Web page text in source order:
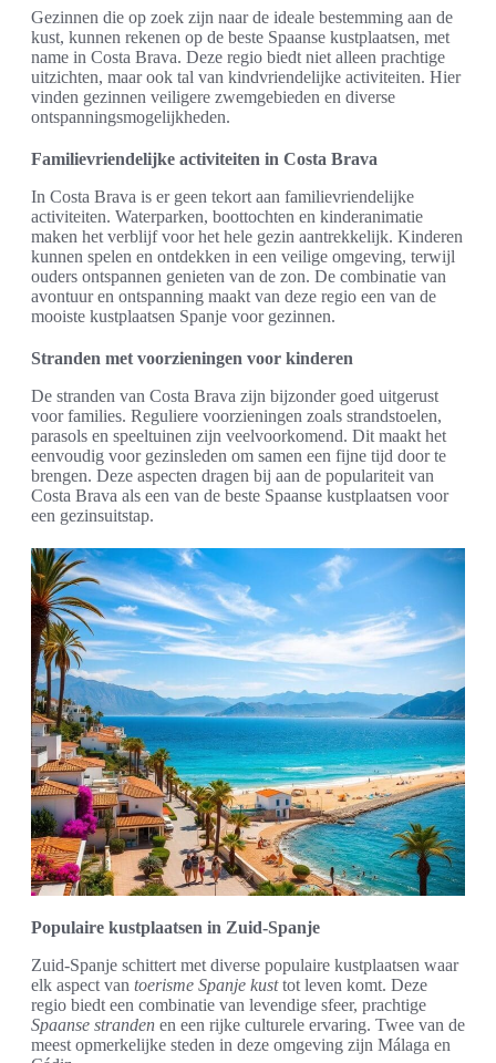
Gezinnen die op zoek zijn naar de ideale bestemming aan de
kust, kunnen rekenen op de beste Spaanse kustplaatsen, met
name in Costa Brava. Deze regio biedt niet alleen prachtige
uitzichten, maar ook tal van kindvriendelijke activiteiten. Hier
vinden gezinnen veiligere zwemgebieden en diverse
ontspanningsmogelijkheden.
Familievriendelijke activiteiten in Costa Brava
In Costa Brava is er geen tekort aan familievriendelijke
activiteiten. Waterparken, boottochten en kinderanimatie
maken het verblijf voor het hele gezin aantrekkelijk. Kinderen
kunnen spelen en ontdekken in een veilige omgeving, terwijl
ouders ontspannen genieten van de zon. De combinatie van
avontuur en ontspanning maakt van deze regio een van de
mooiste kustplaatsen Spanje voor gezinnen.
Stranden met voorzieningen voor kinderen
De stranden van Costa Brava zijn bijzonder goed uitgerust
voor families. Reguliere voorzieningen zoals strandstoelen,
parasols en speeltuinen zijn veelvoorkomend. Dit maakt het
eenvoudig voor gezinsleden om samen een fijne tijd door te
brengen. Deze aspecten dragen bij aan de populariteit van
Costa Brava als een van de beste Spaanse kustplaatsen voor
een gezinsuitstap.
Populaire kustplaatsen in Zuid-Spanje
Zuid-Spanje schittert met diverse populaire kustplaatsen waar
elk aspect van toerisme Spanje kusttot leven komt. Deze
regio biedt een combinatie van levendige sfeer, prachtige
Spaanse stranden en een rijke culturele ervaring. Twee van de
meest opmerkelijke steden in deze omgeving zijn Málaga en